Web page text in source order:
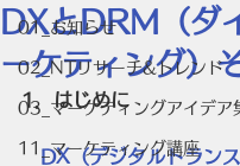
01_お知らせ
02_NTリサーチ&トレンド
03_マーケティングアイデア
11_マーケティング講座
DXとDRM（ダ
ーケティング）
1．はじめに
DX（デジタルトランス